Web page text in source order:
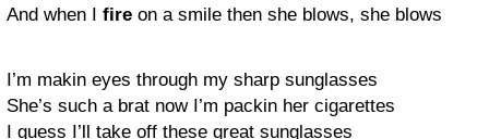
And when I fire on a smile then she blows, she blows
I’m makin eyes through my sharp sunglasses
She’s such a brat now I’m packin her cigarettes
I guess I’ll take off these great sunglasses